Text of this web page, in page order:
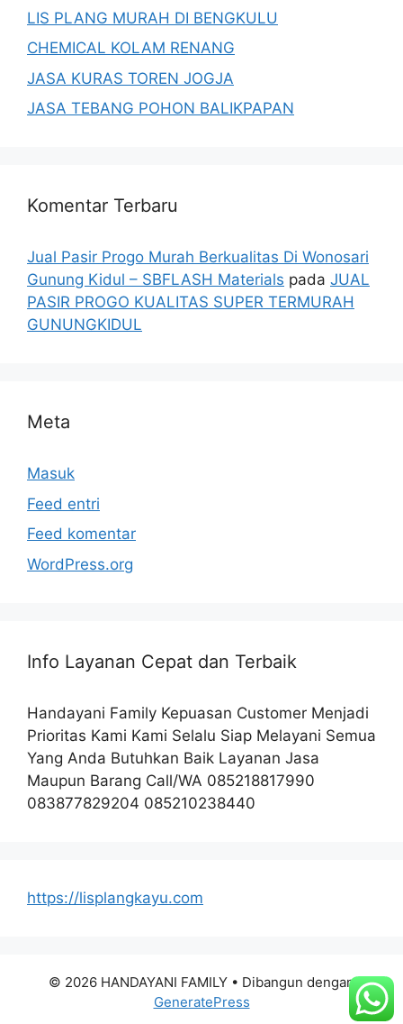
LIS PLANG MURAH DI BENGKULU
CHEMICAL KOLAM RENANG
JASA KURAS TOREN JOGJA
JASA TEBANG POHON BALIKPAPAN
Komentar Terbaru
Jual Pasir Progo Murah Berkualitas Di Wonosari
Gunung Kidul – SBFLASH Materials pada JUAL
PASIR PROGO KUALITAS SUPER TERMURAH
GUNUNGKIDUL
Meta
Masuk
Feed entri
Feed komentar
WordPress.org
Info Layanan Cepat dan Terbaik
Handayani Family Kepuasan Customer Menjadi
Prioritas Kami Kami Selalu Siap Melayani Semua
Yang Anda Butuhkan Baik Layanan Jasa
Maupun Barang Call/WA 085218817990
083877829204 085210238440
https://lisplangkayu.com
© 2026 HANDAYANI FAMILY • Dibangun dengan
GeneratePress